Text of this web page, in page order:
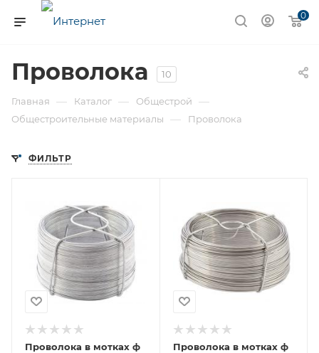
0
Проволока 10
Главная — Каталог — Общестрой —
Общестроительные материалы — Проволока
ФИЛЬТР
Проволока в мотках ф
Проволока в мотках ф